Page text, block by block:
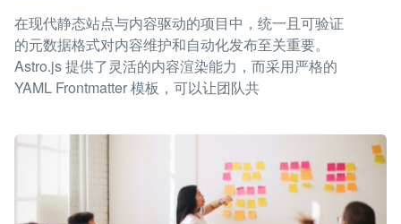
在现代静态站点与内容驱动的项目中，统一且可验证
的元数据格式对内容维护和自动化发布至关重要。
Astro.js 提供了灵活的内容渲染能力，而采用严格的
YAML Frontmatter 模板，可以让团队共